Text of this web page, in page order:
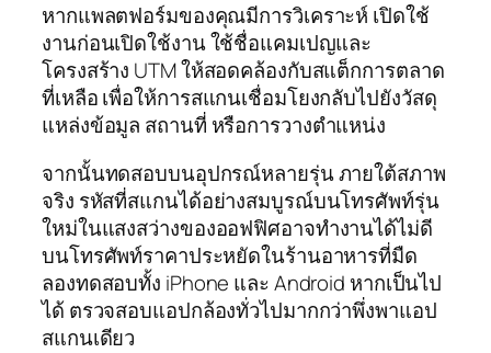
หากแพลตฟอร์มของคุณมีการวิเคราะห์ เปิดใช้
งานก่อนเปิดใช้งาน ใช้ชื่อแคมเปญและ
โครงสร้าง UTM ให้สอดคล้องกับสแต็กการตลาด
ที่เหลือ เพื่อให้การสแกนเชื่อมโยงกลับไปยังวัสดุ
แหล่งข้อมูล สถานที่ หรือการวางตำแหน่ง
จากนั้นทดสอบบนอุปกรณ์หลายรุ่น ภายใต้สภาพ
จริง รหัสที่สแกนได้อย่างสมบูรณ์บนโทรศัพท์รุ่น
ใหม่ในแสงสว่างของออฟฟิศอาจทำงานได้ไม่ดี
บนโทรศัพท์ราคาประหยัดในร้านอาหารที่มืด
ลองทดสอบทั้ง iPhone และ Android หากเป็นไป
ได้ ตรวจสอบแอปกล้องทั่วไปมากกว่าพึ่งพาแอป
สแกนเดียว